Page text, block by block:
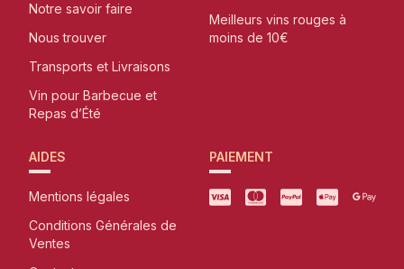
Notre savoir faire
Nous trouver
Transports et Livraisons
Vin pour Barbecue et
Repas d’Été
Meilleurs vins rouges à
moins de 10€
AIDES
Mentions légales
Conditions Générales de
Ventes
PAIEMENT